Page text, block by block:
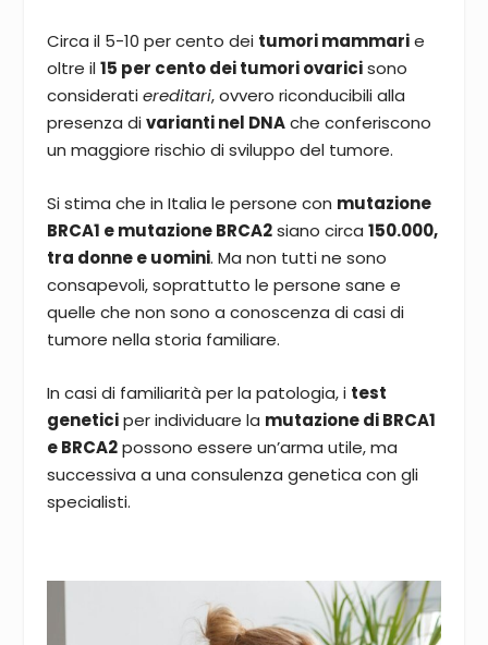
Circa il 5-10 per cento dei tumori mammarie
oltre il15 per cento dei tumori ovaricisono
consideratiereditari, ovvero riconducibili alla
presenza divarianti nel DNAche conferiscono
un maggiore rischio di sviluppo del tumore.
Si stima che in Italia le persone con mutazione
BRCA1 e mutazione BRCA2siano circa 150.000,
tra donne e uomini. Ma non tutti ne sono
consapevoli, soprattutto le persone sane e
quelle che non sono a conoscenza di casi di
tumore nella storia familiare.
In casi di familiarità per la patologia, i test
geneticiper individuare la mutazione di BRCA1
e BRCA2possono essere un’arma utile, ma
successiva a una consulenza genetica con gli
specialisti.